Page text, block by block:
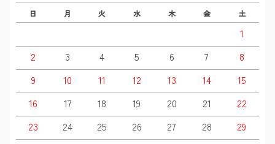
日 月 火 水 木 金 土
1
2
3 4 5 6 7
8
9
10 11 12 13 14
15
16
17 18 19 20 21
22
23
24 25 26 27 28
29